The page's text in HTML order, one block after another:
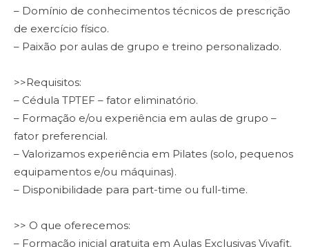
– Domínio de conhecimentos técnicos de prescrição
de exercício físico.
– Paixão por aulas de grupo e treino personalizado.
>>Requisitos:
– Cédula TPTEF – fator eliminatório.
– Formação e/ou experiência em aulas de grupo –
fator preferencial.
– Valorizamos experiência em Pilates (solo, pequenos
equipamentos e/ou máquinas).
– Disponibilidade para part-time ou full-time.
>> O que oferecemos:
– Formação inicial gratuita em Aulas Exclusivas Vivafit.